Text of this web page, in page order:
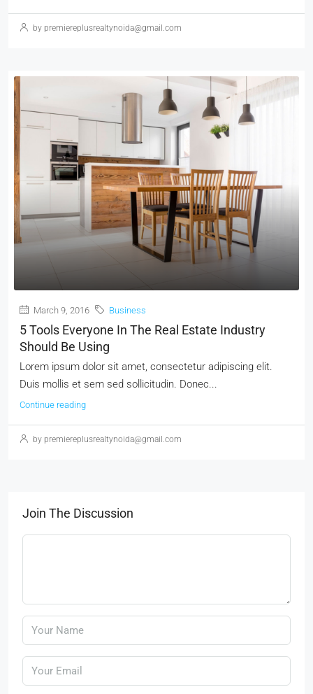
by premiereplusrealtynoida@gmail.com
March 9, 2016 Business
5 Tools Everyone In The Real Estate Industry
Should Be Using
Lorem ipsum dolor sit amet, consectetur adipiscing elit.
Duis mollis et sem sed sollicitudin. Donec...
Continue reading
by premiereplusrealtynoida@gmail.com
Join The Discussion